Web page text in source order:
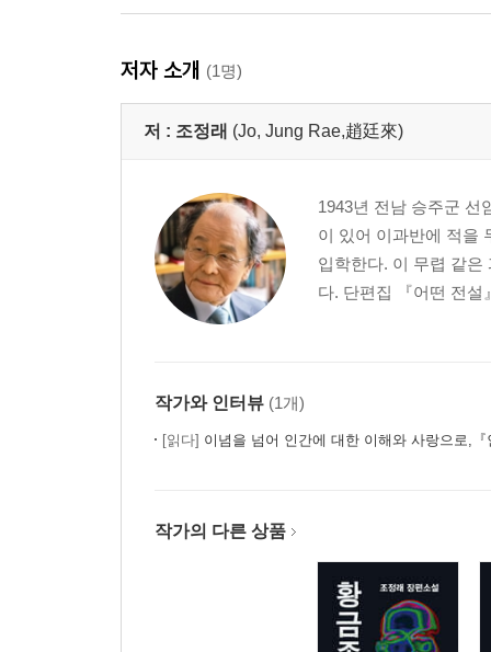
저자 소개 (1명)
저 : 조정래 (Jo, Jung Rae,趙廷來)
1943년 전남 승주군 선
이 있어 이과반에 적을
입학한다. 이 무렵 같은
다. 단편집 『어떤 전설
작가와 인터뷰 (1개)
[읽다] 이념을 넘어 인간에 대한 이해와 사랑으로,『인
작가의 다른 상품